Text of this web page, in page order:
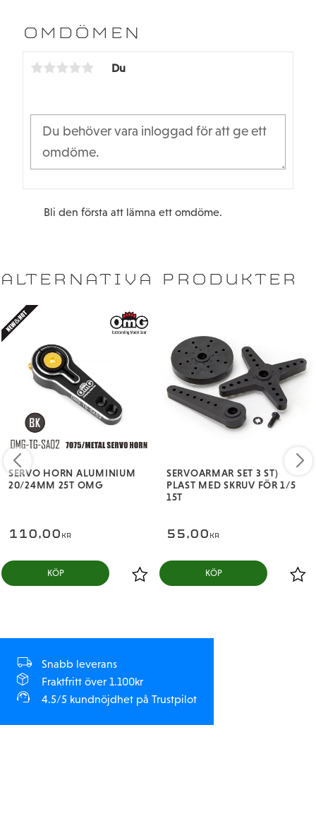
b
o
t
e
OMDÖMEN
Du
Bli den första att lämna ett omdöme.
ALTERNATIVA PRODUKTER
SERVO HORN ALUMINIUM
20/24MM 25T OMG
110,00 KR
KÖP
SERVOARMAR SET 3 ST)
PLAST MED SKRUV FÖR 1/5
15T
55,00 KR
KÖP
Snabb leverans
Fraktfritt över 1.100kr
4.5/5 kundnöjdhet på Trustpilot